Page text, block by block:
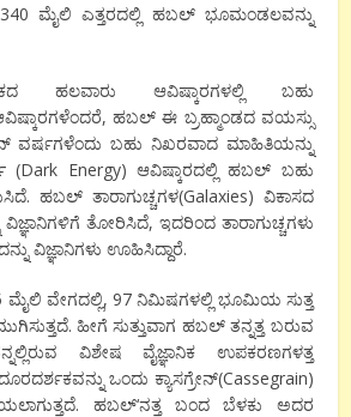
340 ಮೈಲಿ ಎತ್ತರದಲ್ಲಿ ಹಬಲ್ ಭೂಮಂಡಲವನ್ನು
ಹಲವಾರು ಆವಿಷ್ಕಾರಗಳಲ್ಲಿ
ಬಹು
, ಹಬಲ್ ಈ ಬ್ರಹ್ಮಾಂಡದ ವಯಸ್ಸು
ವರ್ಷಗಳೆಂದು ಬಹು ನಿಖರವಾದ ಮಾಹಿತಿಯನ್ನು
(Dark Energy)ಆವಿಷ್ಕಾರದಲ್ಲಿ ಹಬಲ್ ಬಹು
. ಹಬಲ್ ತಾರಾಗುಚ್ಚಗಳ(Galaxies) ವಿಕಾಸದ
ವಿಜ್ಞಾನಿಗಳಿಗೆ ತೋರಿಸಿದೆ, ಇದರಿಂದ ತಾರಾಗುಚ್ಚಗಳು
ವಿಜ್ಞಾನಿಗಳು ಊಹಿಸಿದ್ದಾರೆ.
ಮೈಲಿ ವೇಗದಲ್ಲಿ, 97 ನಿಮಿಷಗಳಲ್ಲಿ ಭೂಮಿಯ ಸುತ್ತ
.ಹೀಗೆ ಸುತ್ತುವಾಗ ಹಬಲ್ ತನ್ನತ್ತ ಬರುವ
ವಿಶೇಷ ವೈಜ್ಞಾನಿಕ
ಉಪಕರಣಗಳತ್ತ
ಒಂದು ಕ್ಯಾಸಗ್ರೇನ್(Cassegrain)
. ಹಬಲ್‘ನತ್ತ ಬಂದ ಬೆಳಕು
ಅದರ